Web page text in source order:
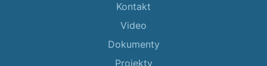
Kontakt
Video
Dokumenty
Projekty